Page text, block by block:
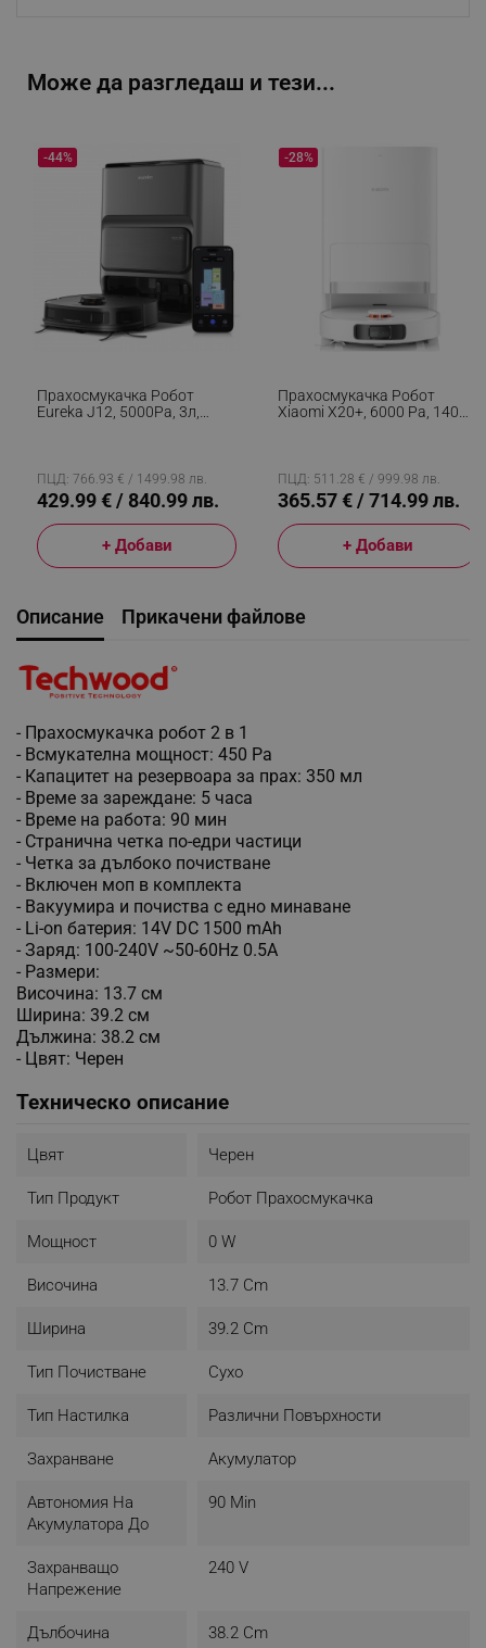
Може да разгледаш и тези...
Прахосмукачка Робот
Eureka J12, 5000Pa, 3л,
Черен
-44%
ПЦД: 766.93 € / 1499.98 лв.
429.99 € / 840.99 лв.
+ Добави
Прахосмукачка Робот
Xiaomi X20+, 6000 Pa, 140
На Предмети, Мобилно
Приложение, Бял
-28%
ПЦД: 511.28 € / 999.98 лв.
365.57 € / 714.99 лв.
+ Добави
Описание Прикачени файлове
- Прахосмукачка робот 2 в 1
- Всмукателна мощност: 450 Pa
- Капацитет на резервоара за прах: 350 мл
- Време за зареждане: 5 часа
- Време на работа: 90 мин
- Странична четка по-едри частици
- Четка за дълбоко почистване
- Включен моп в комплекта
- Вакуумира и почиства с едно минаване
- Li-on батерия: 14V DC 1500 mAh
- Заряд: 100-240V ~50-60Hz 0.5A
- Размери:
Височина: 13.7 см
Ширина: 39.2 см
Дължина: 38.2 см
- Цвят: Черен
Техническо описание
Цвят Черен
Тип Продукт Робот Прахосмукачка
Мощност 0 W
Височина 13.7 Cm
Ширина 39.2 Cm
Тип Почистване Сухо
Тип Настилка Различни Повърхности
Захранване Акумулатор
Автономия На
Акумулатора До
90 Min
Захранващо
Напрежение
240 V
Дълбочина 38.2 Cm